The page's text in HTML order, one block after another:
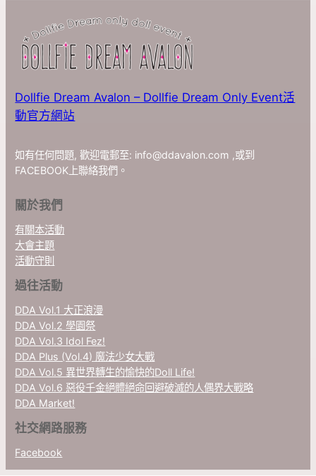
Dollfie Dream Avalon – Dollfie Dream Only Event活
動官方網站
如有任何問題, 歡迎電郵至: info@ddavalon.com ,或到
FACEBOOK上聯絡我們。
關於我們
有關本活動
大會主題
活動守則
過往活動
DDA Vol.1 大正浪漫
DDA Vol.2 學園祭
DDA Vol.3 Idol Fez!
DDA Plus (Vol.4) 魔法少女大戰
DDA Vol.5 異世界轉生的愉快的Doll Life!
DDA Vol.6 惡役千金絕體絕命回避破滅的人偶界大戰略
DDA Market!
社交網路服務
Facebook